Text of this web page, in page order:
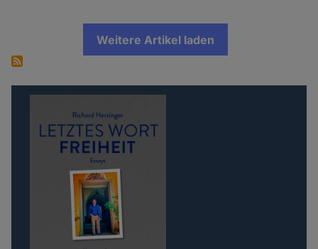
Weitere Artikel laden